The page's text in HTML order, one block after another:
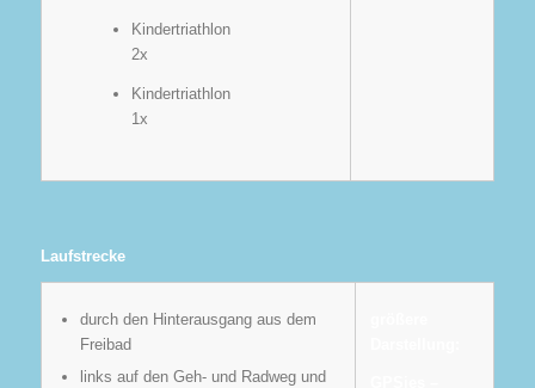
Kindertriathlon
2x
Kindertriathlon
1x
Laufstrecke
durch den Hinterausgang aus dem
Freibad
links auf den Geh- und Radweg und